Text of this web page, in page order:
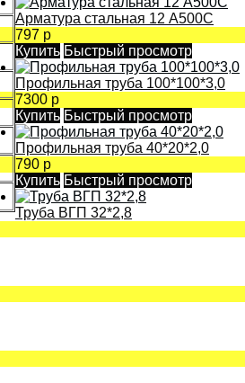
Арматура стальная 12 А500С
797 р
Купить Быстрый просмотр
Профильная труба 100*100*3,0
7300 р
Купить Быстрый просмотр
Профильная труба 40*20*2,0
790 р
Купить Быстрый просмотр
Труба ВГП 32*2,8